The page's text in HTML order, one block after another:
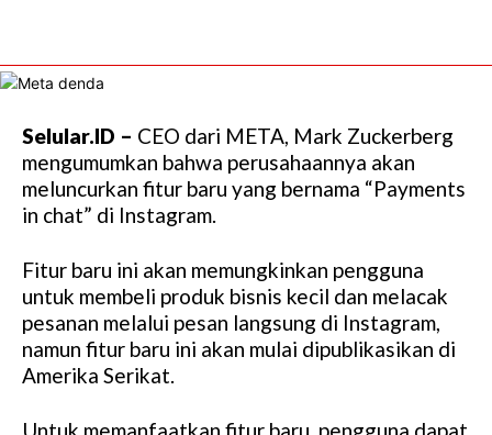
Selular.ID – CEO dari META, Mark Zuckerberg
mengumumkan bahwa perusahaannya akan
meluncurkan fitur baru yang bernama “Payments
in chat” di Instagram.
Fitur baru ini akan memungkinkan pengguna
untuk membeli produk bisnis kecil dan melacak
pesanan melalui pesan langsung di Instagram,
namun fitur baru ini akan mulai dipublikasikan di
Amerika Serikat.